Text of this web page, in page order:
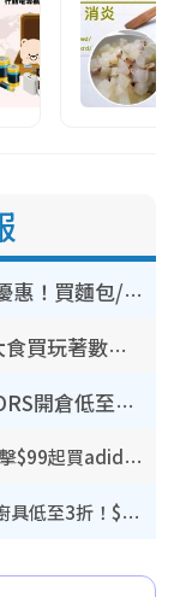
長者優惠｜OK便利店推樂悠咭優惠！買麵包/牛奶/保健品拍卡即減
【8月生日優惠2026】全港85大食買玩著數攻略 自助餐/火鍋放題同行免費＋誠品/DONKI送現金券
開倉優惠｜銅鑼灣MICHAEL KORS開倉低至17折！直擊$500起買手袋/銀包/鞋款 必買經典Jet Set系列
開倉優惠｜馬拉松開倉低至3折！直擊$99起買adidas／New Balance／Puma鞋款 STANLEY保溫杯劈價至$119起
廚具優惠｜普樂氏/意美廚/Buffalo廚具低至3折！$89起買煎鍋／炒鑊／個人鍋 同場小家電激減至$99起